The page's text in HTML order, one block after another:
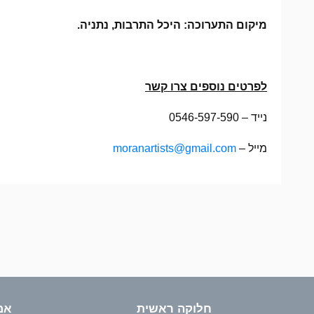
מיקום התערוכה: היכל התרבות, נתניה.
לפרטים נוספים צרו קשר
נייד – 0546-597-590
מייל – moranartists@gmail.com
חלוקה ראשית